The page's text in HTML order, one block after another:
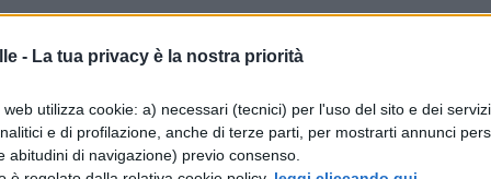
- La tua privacy è la nostra priorità
utilizza cookie: a) necessari (tecnici) per l'uso del sito e dei
e di profilazione, anche di terze parti, per mostrarti annunci
abitudini di navigazione) previo consenso.
la città e l’anno di pubblicazione.
di un romanzo storico, di un fantasy, di un
questa sezione!